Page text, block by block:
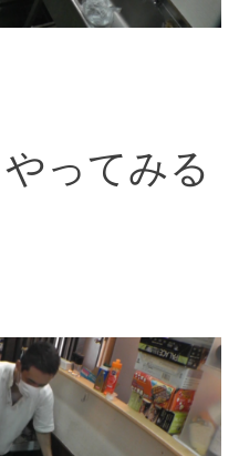
ってみる